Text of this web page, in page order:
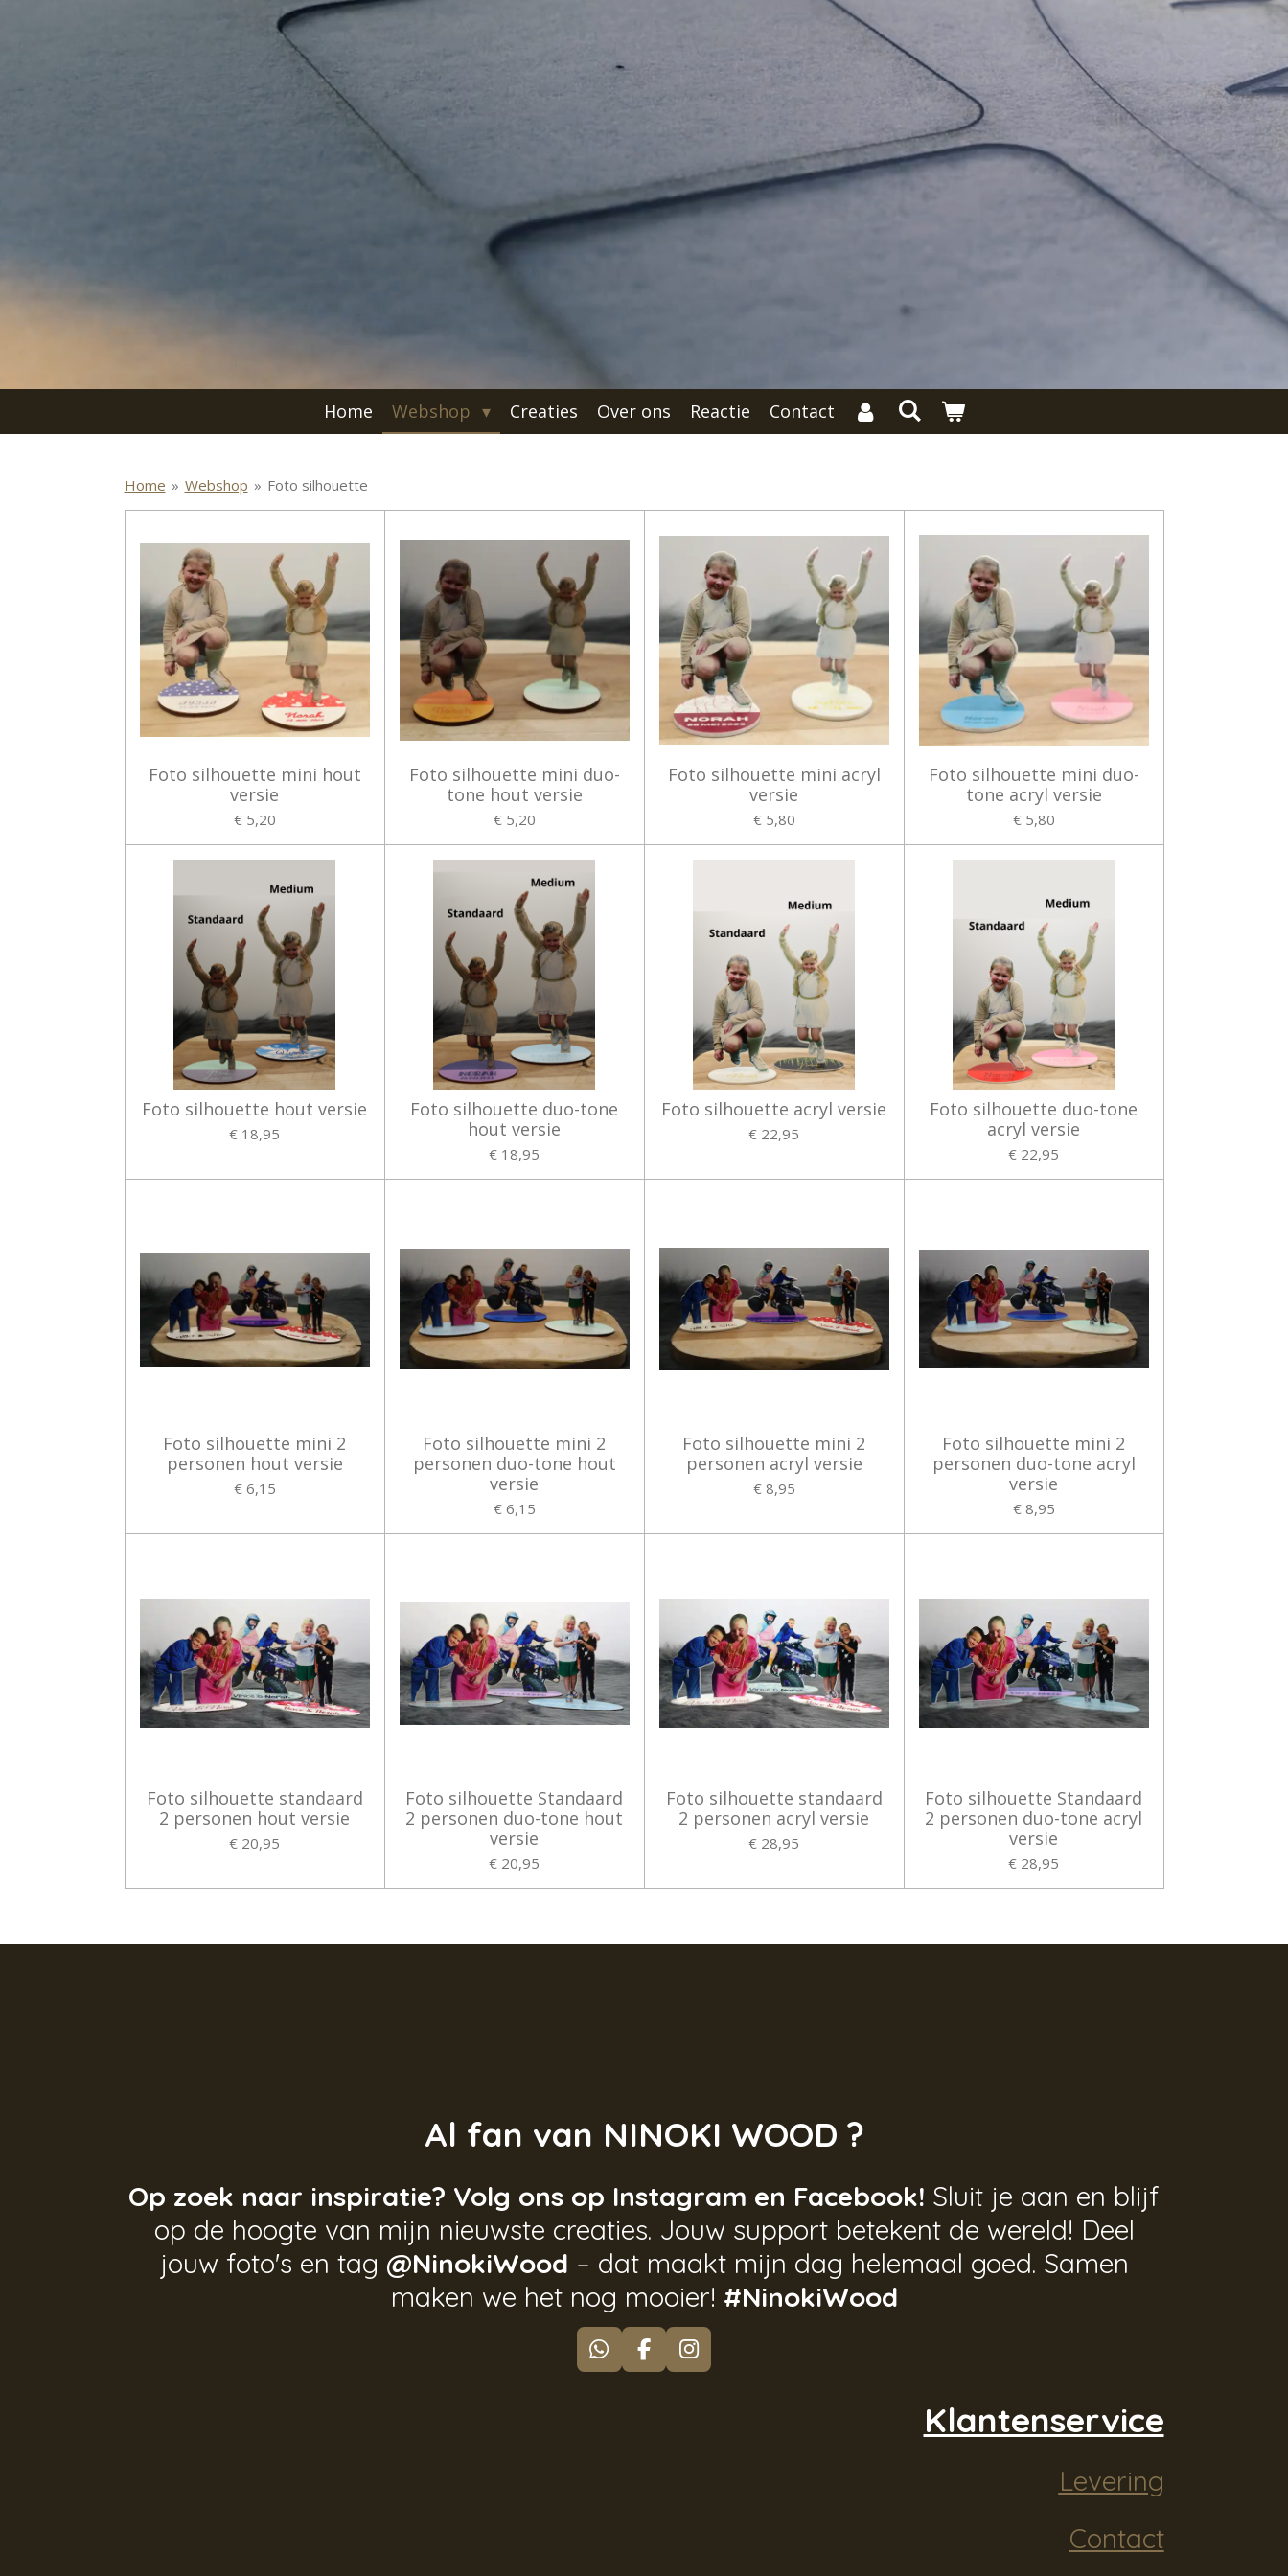
Home Webshop Creaties Over ons Reactie Contact
Home » Webshop » Foto silhouette
Foto silhouette mini hout
versie
€ 5,20
Foto silhouette mini duo-
tone hout versie
€ 5,20
Foto silhouette mini acryl
versie
€ 5,80
Foto silhouette mini duo-
tone acryl versie
€ 5,80
Foto silhouette hout versie
€ 18,95
Foto silhouette duo-tone
hout versie
€ 18,95
Foto silhouette acryl versie
€ 22,95
Foto silhouette duo-tone
acryl versie
€ 22,95
Foto silhouette mini 2
personen hout versie
€ 6,15
Foto silhouette mini 2
personen duo-tone hout
versie
€ 6,15
Foto silhouette mini 2
personen acryl versie
€ 8,95
Foto silhouette mini 2
personen duo-tone acryl
versie
€ 8,95
Foto silhouette standaard
2 personen hout versie
€ 20,95
Foto silhouette Standaard
2 personen duo-tone hout
versie
€ 20,95
Foto silhouette standaard
2 personen acryl versie
€ 28,95
Foto silhouette Standaard
2 personen duo-tone acryl
versie
€ 28,95
Al fan van NINOKI WOOD ?
Op zoek naar inspiratie? Volg ons op Instagram en Facebook! Sluit je aan en blijf
op de hoogte van mijn nieuwste creaties. Jouw support betekent de wereld! Deel
jouw foto's en tag @NinokiWood – dat maakt mijn dag helemaal goed. Samen
maken we het nog mooier! #NinokiWood
W
h
F
a
I
n
Klantenservice
Levering
Contact